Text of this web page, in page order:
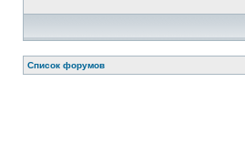
Список форумов